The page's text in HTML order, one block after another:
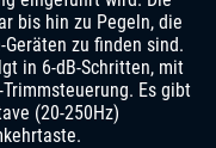
bis hin zu Pegeln, die
zu finden sind.
in 6-dB-Schritten, mit
Es gibt
(20-250Hz)